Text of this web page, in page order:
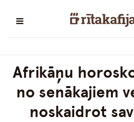
Afrikāņu
no senākajiem
noskaidrot